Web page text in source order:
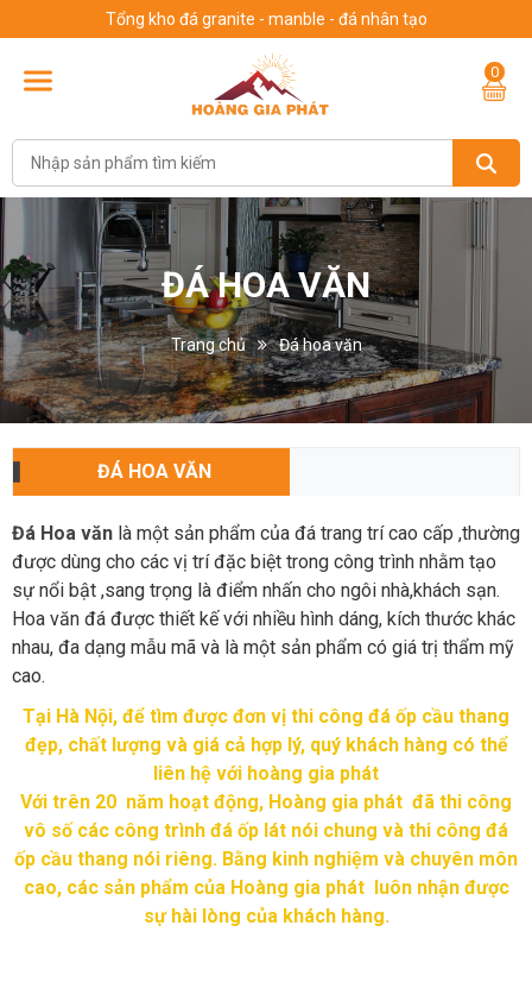
Tổng kho đá granite - manble - đá nhân tạo
0
ĐÁ HOA VĂN
Trang chủ Đá hoa văn
ĐÁ HOA VĂN
Đá Hoa văn là một sản phẩm của đá trang trí cao cấp ,thường
được dùng cho các vị trí đặc biệt trong công trình nhằm tạo
sự nổi bật ,sang trọng là điểm nhấn cho ngôi nhà,khách sạn.
Hoa văn đá được thiết kế với nhiều hình dáng, kích thước khác
nhau, đa dạng mẫu mã và là một sản phẩm có giá trị thẩm mỹ
cao.
Tại Hà Nội, để tìm được đơn vị thi công đá ốp cầu thang
đẹp, chất lượng và giá cả hợp lý, quý khách hàng có thể
liên hệ với hoàng gia phát
Với trên 20 năm hoạt động, Hoàng gia phát đã thi công
vô số các công trình đá ốp lát nói chung và thi công đá
ốp cầu thang nói riêng. Bằng kinh nghiệm và chuyên môn
cao, các sản phẩm của Hoàng gia phát luôn nhận được
sự hài lòng của khách hàng.